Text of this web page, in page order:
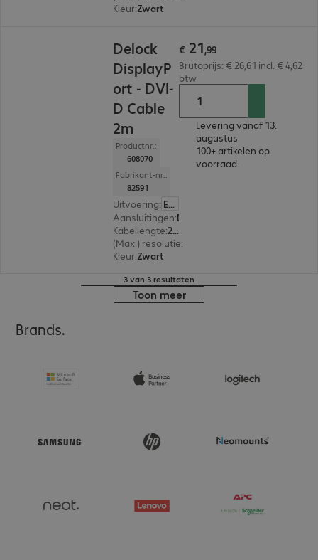
Kleur:Zwart
Delock
DisplayP
ort - DVI-
D Cable
2m
Productnr.:
608070
Fabrikant-nr.:
82591
Uitvoering: Europa
Aansluitingen:
Kabellengte: 2 m
(Max.) resolutie:
Kleur:Zwart
€ 21,99
Brutoprijs: € 26,61 incl. € 4,62
btw
Levering vanaf 13.
augustus
100+ artikelen op
voorraad.
3 van 3 resultaten
Toon meer
Brands.